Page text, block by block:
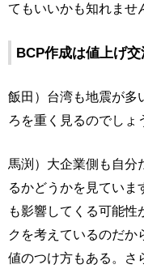
てもいいかも知れませ
BCP作成は値上げ
飯田）台湾も地震が多
ろを重く見るのでしょ
馬渕）大企業側も自分
るかどうかを見ていま
も影響してくる可能性
クを考えているのだか
値のつけ方もある。さ